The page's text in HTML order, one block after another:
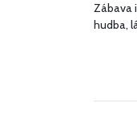
Zábava
hudba,